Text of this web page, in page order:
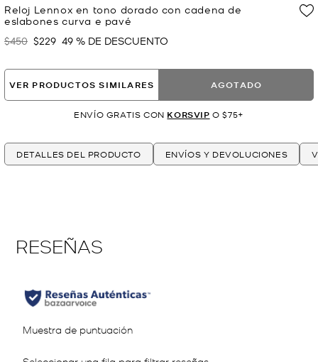
Reloj Lennox en tono dorado con cadena de
eslabones curva e pavé
Era
$450 Ahora
$229 49 % DE DESCUENTO
VER PRODUCTOS SIMILARES AGOTADO
ENVÍO GRATIS CON KORSVIP O $75+
DETALLES DEL PRODUCTO ENVÍOS Y DEVOLUCIONES